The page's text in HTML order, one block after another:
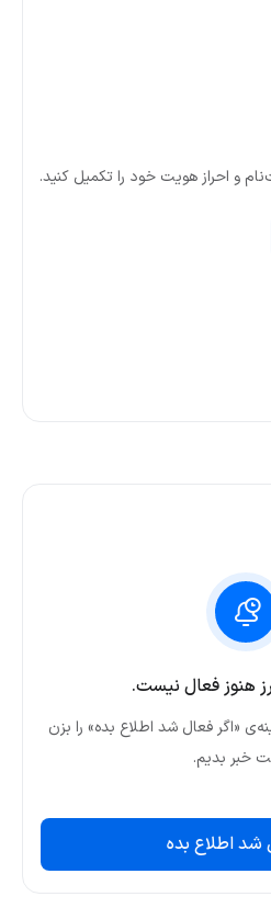
هنوز فعال نیست.
«اگر فعال شد اطلاع بده» را بزن
خبر بدیم.
شد اطلاع بده